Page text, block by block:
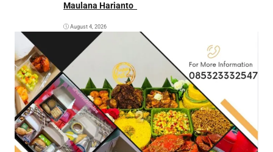
August 4, 2026